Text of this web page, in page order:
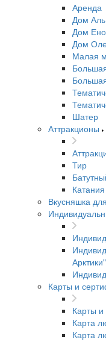
Аренда
Дом
Дом
Дом
Малая
Шатер
Аттракционы
Тир
Вкусняшка
Арктики"
Карты и
Карты
Карта
Карта